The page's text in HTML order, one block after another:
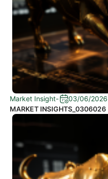
Market Insight-
03/06/2026
MARKET INSIGHTS_0306026